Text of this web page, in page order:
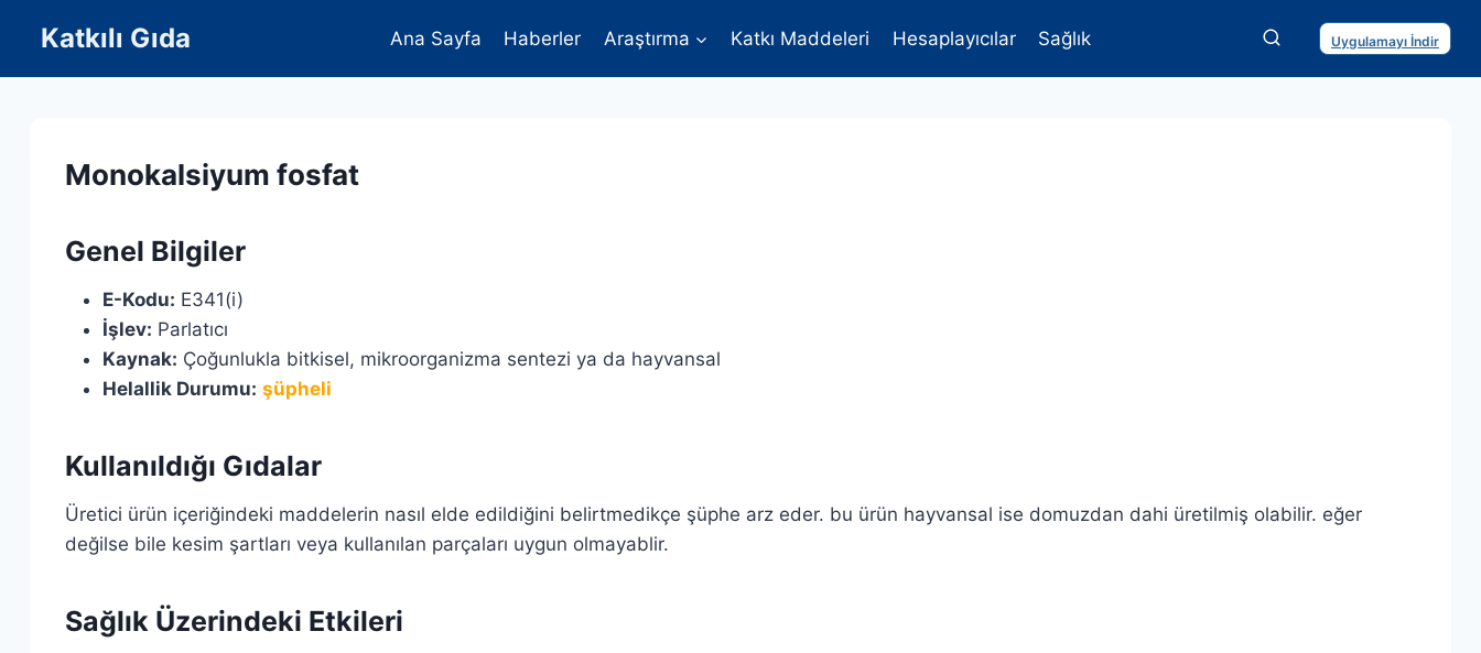
content
Katkılı Gıda Ana Sayfa Haberler Araştırma Katkı Maddeleri Hesaplayıcılar Sağlık Uygulamayı İndir
Monokalsiyum fosfat
Genel Bilgiler
E-Kodu: E341(i)
İşlev: Parlatıcı
Kaynak: Çoğunlukla bitkisel, mikroorganizma sentezi ya da hayvansal
Helallik Durumu: şüpheli
Kullanıldığı Gıdalar
Üretici ürün içeriğindeki maddelerin nasıl elde edildiğini belirtmedikçe şüphe arz eder. bu ürün hayvansal ise domuzdan dahi üretilmiş olabilir. eğer
değilse bile kesim şartları veya kullanılan parçaları uygun olmayablir.
Sağlık Üzerindeki Etkileri